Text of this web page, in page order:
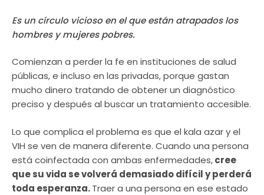
Es un círculo vicioso en el que están atrapados los
hombres y mujeres pobres.
Comienzan a perder la fe en instituciones de salud
públicas, e incluso en las privadas, porque gastan
mucho dinero tratando de obtener un diagnóstico
preciso y después al buscar un tratamiento accesible.
Lo que complica el problema es que el kala azar y el
VIH se ven de manera diferente. Cuando una persona
está coinfectada con ambas enfermedades,cree
que su vida se volverá demasiado difícil y perderá
toda esperanza.Traer a una persona en ese estado